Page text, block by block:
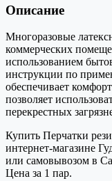
Описание
Многоразовые
коммерческих
использованием
инструкции по
обеспечивает
позволяет
перекрестных
Купить Перчатки
интернет-магазине
или самовывозом в
Цена за 1 пар.